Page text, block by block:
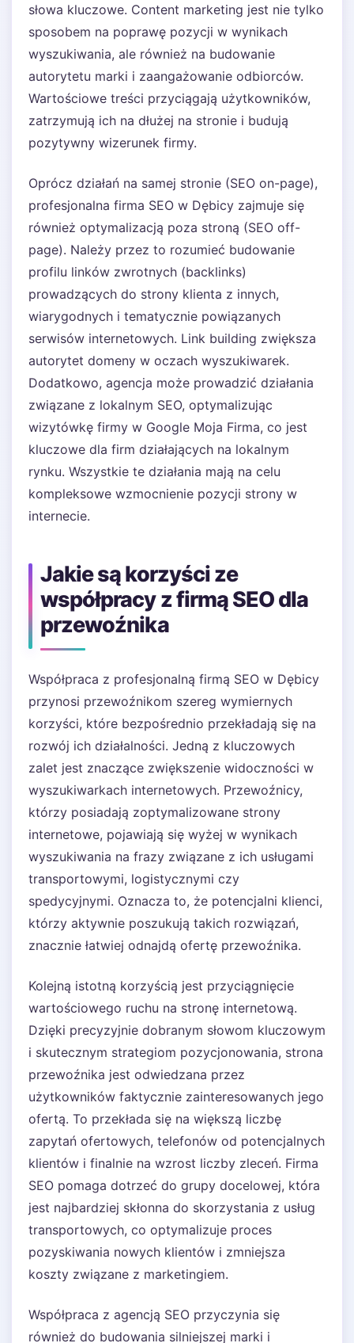
słowa kluczowe. Content marketing jest nie tylko
sposobem na poprawę pozycji w wynikach
wyszukiwania, ale również na budowanie
autorytetu marki i zaangażowanie odbiorców.
Wartościowe treści przyciągają użytkowników,
zatrzymują ich na dłużej na stronie i budują
pozytywny wizerunek firmy.
Oprócz działań na samej stronie (SEO on-page),
profesjonalna firma SEO w Dębicy zajmuje się
również optymalizacją poza stroną (SEO off-
page). Należy przez to rozumieć budowanie
profilu linków zwrotnych (backlinks)
prowadzących do strony klienta z innych,
wiarygodnych i tematycznie powiązanych
serwisów internetowych. Link building zwiększa
autorytet domeny w oczach wyszukiwarek.
Dodatkowo, agencja może prowadzić działania
związane z lokalnym SEO, optymalizując
wizytówkę firmy w Google Moja Firma, co jest
kluczowe dla firm działających na lokalnym
rynku. Wszystkie te działania mają na celu
kompleksowe wzmocnienie pozycji strony w
internecie.
Jakie są korzyści ze
współpracy z firmą SEO dla
przewoźnika
Współpraca z profesjonalną firmą SEO w Dębicy
przynosi przewoźnikom szereg wymiernych
korzyści, które bezpośrednio przekładają się na
rozwój ich działalności. Jedną z kluczowych
zalet jest znaczące zwiększenie widoczności w
wyszukiwarkach internetowych. Przewoźnicy,
którzy posiadają zoptymalizowane strony
internetowe, pojawiają się wyżej w wynikach
wyszukiwania na frazy związane z ich usługami
transportowymi, logistycznymi czy
spedycyjnymi. Oznacza to, że potencjalni klienci,
którzy aktywnie poszukują takich rozwiązań,
znacznie łatwiej odnajdą ofertę przewoźnika.
Kolejną istotną korzyścią jest przyciągnięcie
wartościowego ruchu na stronę internetową.
Dzięki precyzyjnie dobranym słowom kluczowym
i skutecznym strategiom pozycjonowania, strona
przewoźnika jest odwiedzana przez
użytkowników faktycznie zainteresowanych jego
ofertą. To przekłada się na większą liczbę
zapytań ofertowych, telefonów od potencjalnych
klientów i finalnie na wzrost liczby zleceń. Firma
SEO pomaga dotrzeć do grupy docelowej, która
jest najbardziej skłonna do skorzystania z usług
transportowych, co optymalizuje proces
pozyskiwania nowych klientów i zmniejsza
koszty związane z marketingiem.
Współpraca z agencją SEO przyczynia się
również do budowania silniejszej marki i